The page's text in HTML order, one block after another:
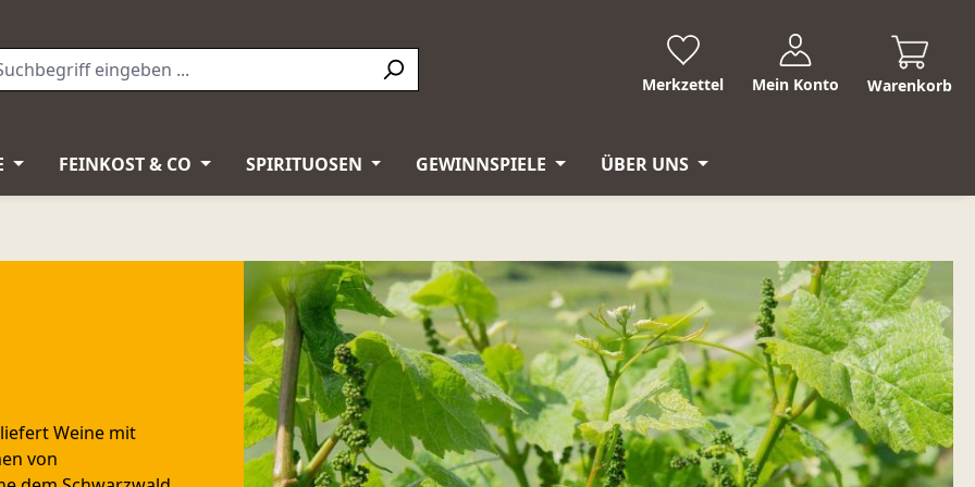
Merkzettel Mein Konto Warenkorb
FEINKOST & CO SPIRITUOSEN GEWINNSPIELE ÜBER UNS
Weine mit
von